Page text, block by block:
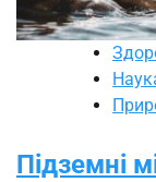
Підземні